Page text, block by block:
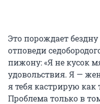
Это порождает
отповеди
пижону: «Я не кусок
удовольствия. Я —
я тебя кастрирую как
Проблема только в